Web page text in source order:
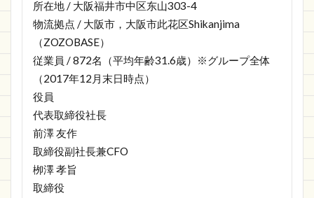
所在地 / 大阪福井市中区东山303-4
物流拠点 / 大阪市，大阪市此花区Shikanjima
（ZOZOBASE）
従業員 / 872名（平均年齢31.6歳）※グループ全体
（2017年12月末日時点）
役員
代表取締役社長
前澤 友作
取締役副社長兼CFO
栁澤 孝旨
取締役